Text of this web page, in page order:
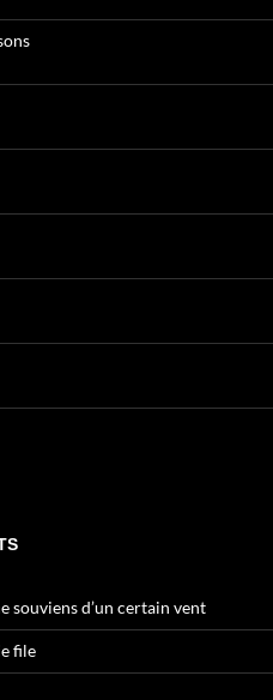
souviens d’un certain vent
file